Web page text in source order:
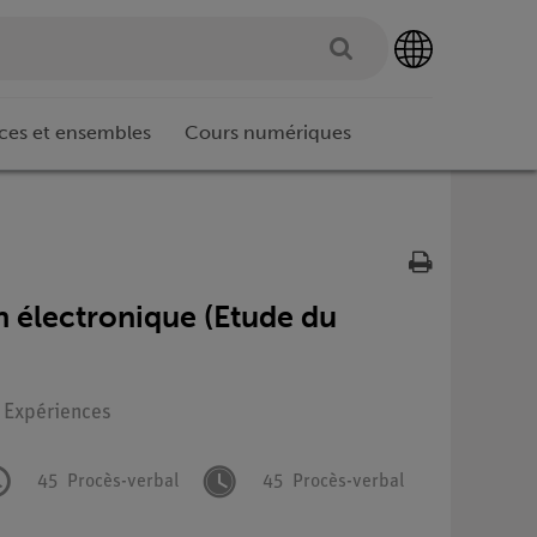
et ensembles Cours numériques
électronique (Etude du
45 Procès-verbal 45 Procès-verbal